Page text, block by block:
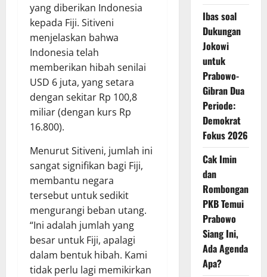
yang diberikan Indonesia
kepada Fiji. Sitiveni
menjelaskan bahwa
Indonesia telah
memberikan hibah senilai
USD 6 juta, yang setara
dengan sekitar Rp 100,8
miliar (dengan kurs Rp
16.800).
Menurut Sitiveni, jumlah ini
sangat signifikan bagi Fiji,
membantu negara
tersebut untuk sedikit
mengurangi beban utang.
“Ini adalah jumlah yang
besar untuk Fiji, apalagi
dalam bentuk hibah. Kami
tidak perlu lagi memikirkan
Ibas soal
Dukungan
Jokowi
untuk
Prabowo-
Gibran Dua
Periode:
Demokrat
Fokus 2026
Cak Imin
dan
Rombongan
PKB Temui
Prabowo
Siang Ini,
Ada Agenda
Apa?